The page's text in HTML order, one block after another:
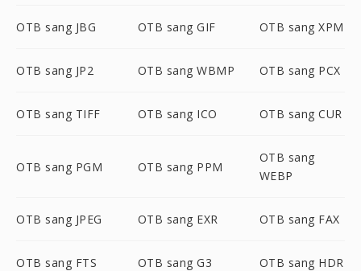
OTB sang JBG OTB sang GIF OTB sang XPM
OTB sang JP2 OTB sang WBMP OTB sang PCX
OTB sang TIFF OTB sang ICO OTB sang CUR
OTB sang PGM OTB sang PPM
OTB sang
WEBP
OTB sang JPEG OTB sang EXR OTB sang FAX
OTB sang FTS OTB sang G3 OTB sang HDR